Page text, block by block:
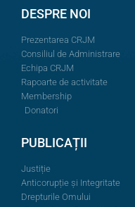
DESPRE NOI
Prezentarea CRJM
Consiliul de Administrare
Echipa CRJM
Rapoarte de activitate
Membership
Donatori
PUBLICAȚII
Justiție
Anticorupție și Integritate
Drepturile Omului